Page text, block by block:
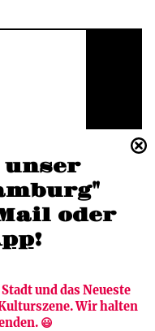
unser
Update per E-Mail oder
!
und das Neueste
Wir halten
😃